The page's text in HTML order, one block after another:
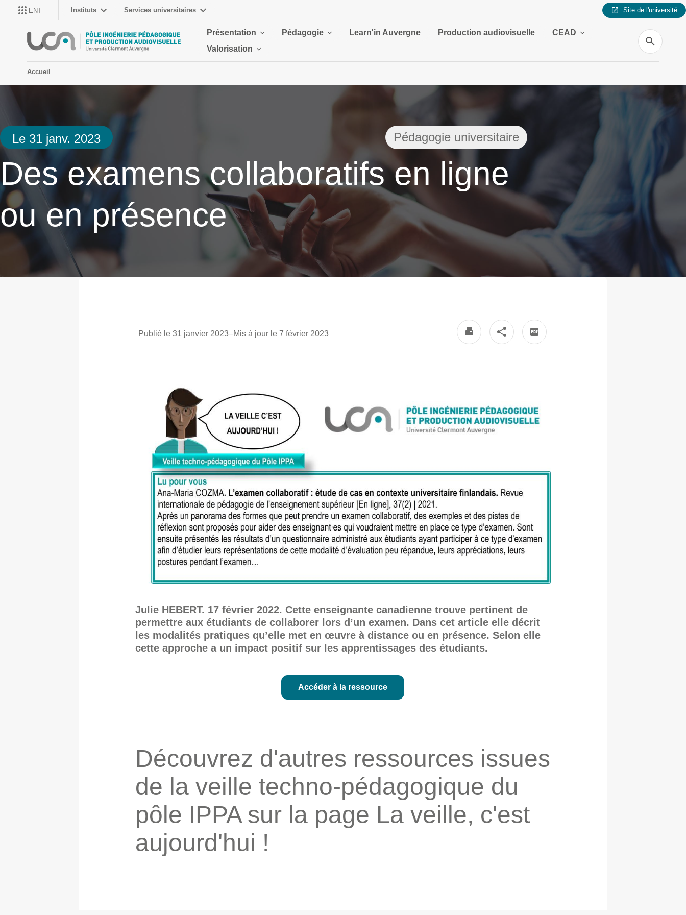
ENT Instituts Services universitaires Site de l'université
Présentation Pédagogie Learn'in Auvergne Production audiovisuelle
CEAD
Valorisation
Recherche
Accueil
Le 31 janv. 2023 Pédagogie universitaire
Des examens collaboratifs en ligne
ou en présence
Publié le 31 janvier 2023–Mis à jour le 7 février 2023
Julie HEBERT. 17 février 2022. Cette enseignante canadienne trouve pertinent de
permettre aux étudiants de collaborer lors d’un examen. Dans cet article elle décrit
les modalités pratiques qu’elle met en œuvre à distance ou en présence. Selon elle
cette approche a un impact positif sur les apprentissages des étudiants.​
Accéder à la ressource
Découvrez d'autres ressources issues
de la veille techno-pédagogique du
pôle IPPA sur la page La veille, c'est
aujourd'hui !